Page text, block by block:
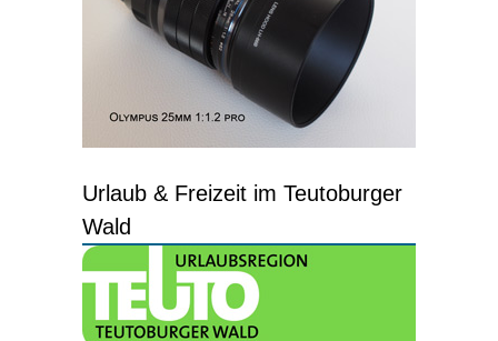
Urlaub & Freizeit im Teutoburger
Wald